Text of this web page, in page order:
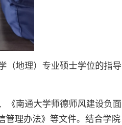
（地理）专业硕士学位的指导
《南通大学师德师风建设负面
管理办法》等文件。结合学院